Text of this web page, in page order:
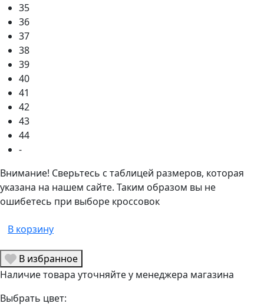
35
36
37
38
39
40
41
42
43
44
-
Внимание! Сверьтесь с таблицей размеров, которая
указана на нашем сайте. Таким образом вы не
ошибетесь при выборе кроссовок
В корзину
В избранное
Наличие товара уточняйте у менеджера магазина
Выбрать цвет: